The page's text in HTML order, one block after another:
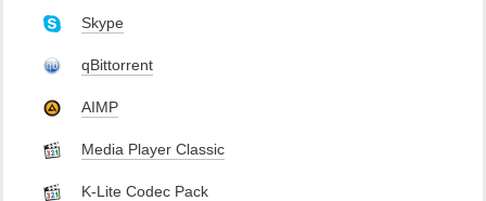
Skype
qBittorrent
AIMP
Media Player Classic
K-Lite Codec Pack